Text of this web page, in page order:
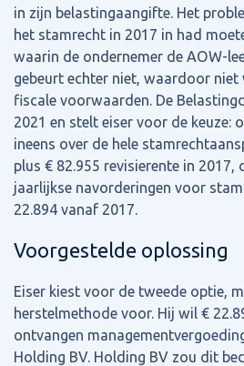
in zijn belastingaangifte. Het
het stamrecht in 2017 in had
waarin de ondernemer de AOW-
gebeurt echter niet, waardoor
fiscale voorwaarden. De
2021 en stelt eiser voor de keuze:
ineens over de hele
plus € 82.955 revisierente in
jaarlijkse navorderingen voor
22.894 vanaf 2017.
Voorgestelde oplossing
Eiser kiest voor de tweede optie,
herstelmethode voor. Hij wil €
ontvangen
Holding BV. Holding BV zou dit